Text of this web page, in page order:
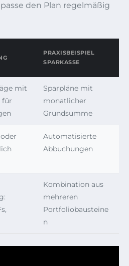
den Plan regelmäßig
PRAXISBEISPIEL
SPARKASSE
mit
für
Sparpläne mit
monatlicher
Grundsumme
Automatisierte
Abbuchungen
Kombination aus
mehreren
Portfoliobausteine
n